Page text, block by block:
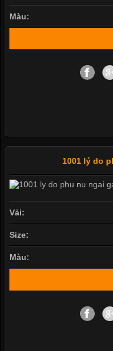
Màu:
1001 lý do
Vải:
Size:
Màu: